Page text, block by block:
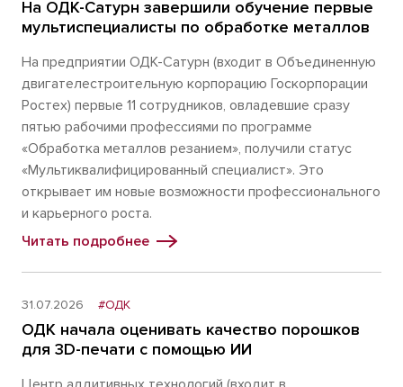
На ОДК-Сатурн завершили обучение первые
мультиспециалисты по обработке металлов
На предприятии ОДК-Сатурн (входит в Объединенную
двигателестроительную корпорацию Госкорпорации
Ростех) первые 11 сотрудников, овладевшие сразу
пятью рабочими профессиями по программе
«Обработка металлов резанием», получили статус
«Мультиквалифицированный специалист». Это
открывает им новые возможности профессионального
и карьерного роста.
Читать подробнее
31.07.2026 #ОДК
ОДК начала оценивать качество порошков
для 3D-печати с помощью ИИ